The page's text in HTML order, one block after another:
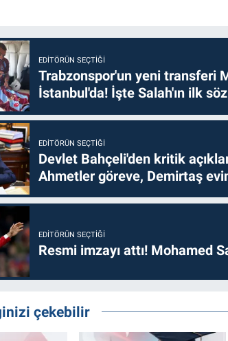
EDITÖRÜN SEÇTIĞI
Trabzonspor'un yeni transferi
İstanbul'da! İşte Salah'ın ilk
EDITÖRÜN SEÇTIĞI
Devlet Bahçeli'den kritik
Ahmetler göreve, Demirtaş
EDITÖRÜN SEÇTIĞI
Resmi imzayı attı! Mohamed
çekebilir